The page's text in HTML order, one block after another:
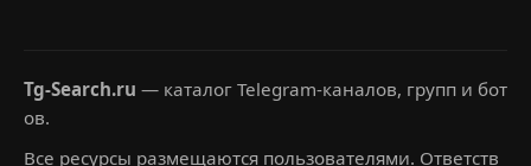
Tg-Search.ru — каталог Telegram-каналов, групп и бот
ов.
Все ресурсы размещаются пользователями. Ответств